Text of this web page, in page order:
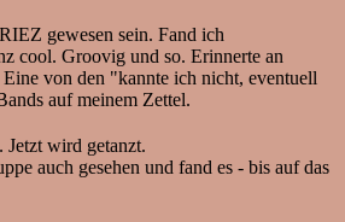
gewesen sein. Fand ich
cool. Groovig und so. Erinnerte an
von den "kannte ich nicht, eventuell
auf meinem Zettel.
wird getanzt.
auch gesehen und fand es - bis auf das